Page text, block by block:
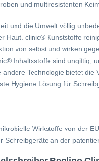
und multiresistenten
und die Umwelt völlig
Haut. clinic® Kunststoffe
von selbst und wirken
Inhaltsstoffe sind ungiftig,
Technologie bietet die
Hygiene Lösung für
Wirkstoffe von der
Schreibgeräte an der